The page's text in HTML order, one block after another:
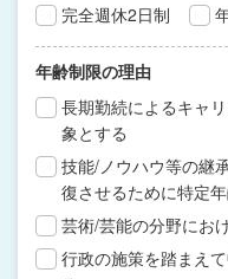
完全週休2日制
年齢制限の理由
長期勤続によるキャ
象とする
技能/ノウハウ等の継
復させるために特定
芸術/芸能の分野にお
行政の施策を踏まえ